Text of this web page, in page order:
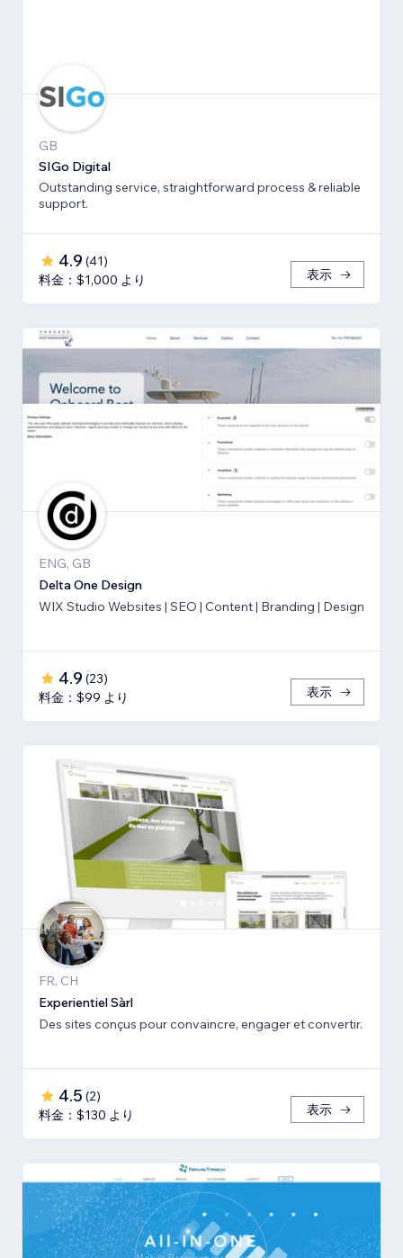
GB
SIGo Digital
Outstanding service, straightforward process & reliable
support.
4.9 (41)
料金：$1,000 より
表示
ENG, GB
Delta One Design
WIX Studio Websites | SEO | Content | Branding | Design
4.9 (23)
料金：$99 より
表示
FR, CH
Experientiel Sàrl
Des sites conçus pour convaincre, engager et convertir.
4.5 (2)
料金：$130 より
表示